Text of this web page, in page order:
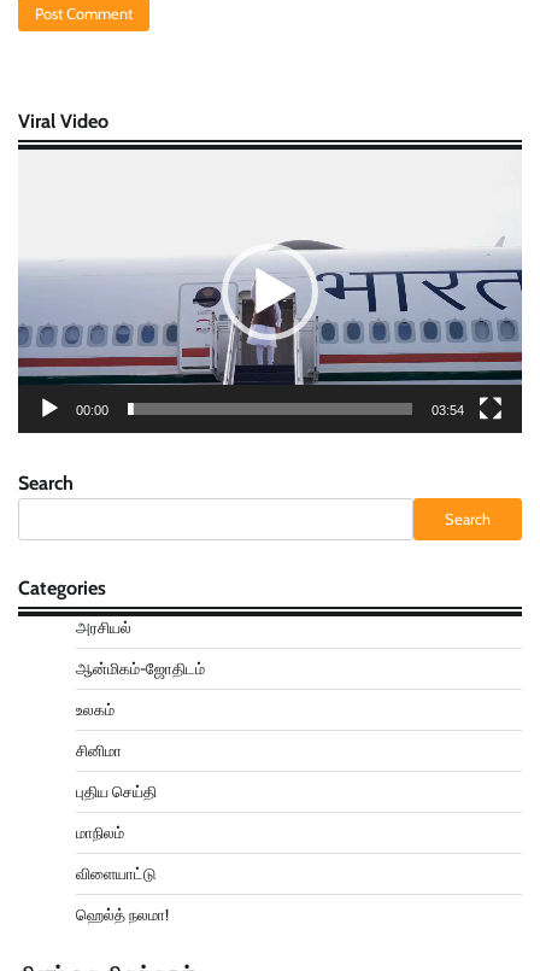
Viral Video
00:00 03:54
Search
Search
Categories
அரசியல்
ஆன்மிகம்-ஜோதிடம்
உலகம்
சினிமா
புதிய செய்தி
மாநிலம்
விளையாட்டு
ஹெல்த் நலமா!